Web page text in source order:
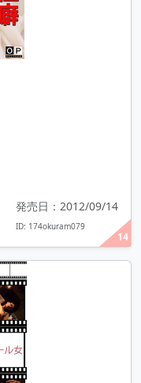
14
発売日：2012/09/14
ID: 174okuram079